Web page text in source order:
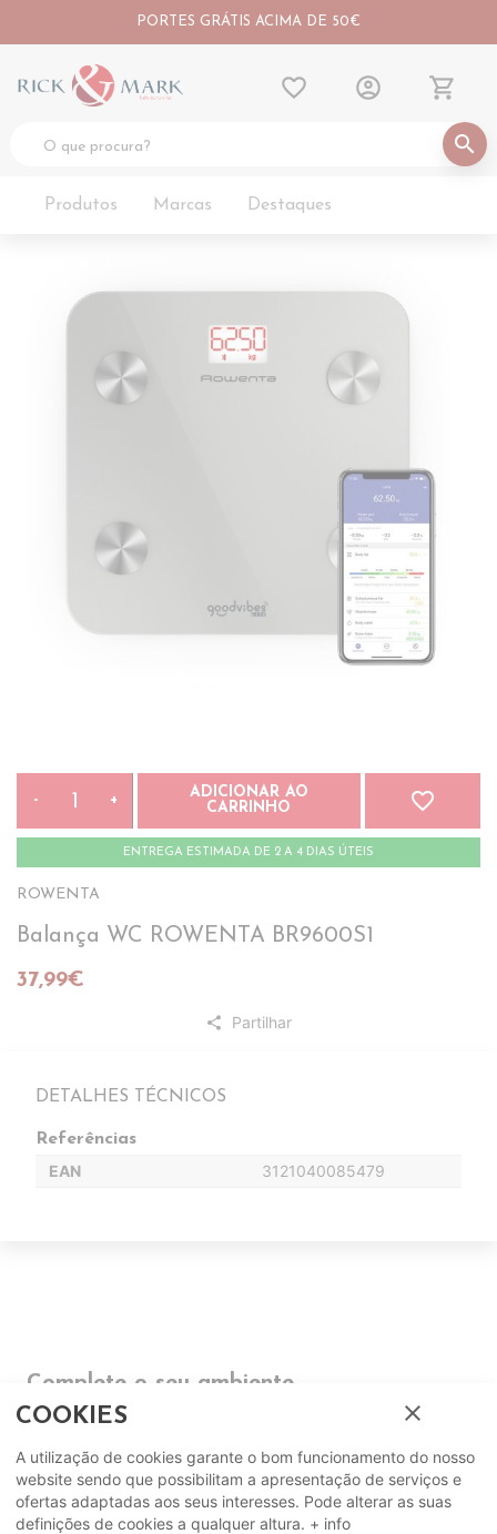
PORTES GRÁTIS ACIMA DE 50€
search
favorite_border account_circle shopping_cart
Produtos Marcas Destaques
- +
ADICIONAR AO
CARRINHO
favorite_border
ENTREGA ESTIMADA DE 2 A 4 DIAS ÚTEIS
ROWENTA
Balança WC ROWENTA BR9600S1
37,99€
share Partilhar
DETALHES TÉCNICOS
Referências
EAN 3121040085479
Complete o seu ambiente
SUGERIDOS
COOKIES close
A utilização de cookies garante o bom funcionamento do nosso
website sendo que possibilitam a apresentação de serviços e
ofertas adaptadas aos seus interesses. Pode alterar as suas
definições de cookies a qualquer altura. + info